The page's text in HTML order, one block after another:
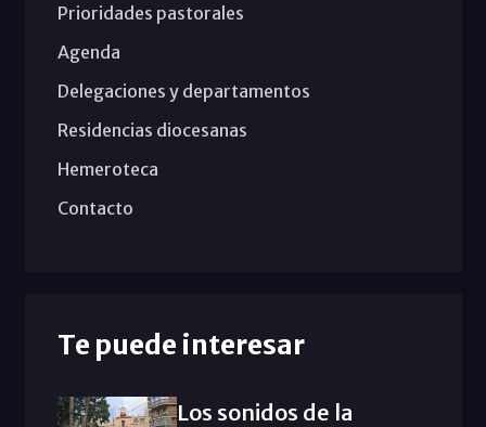
Prioridades pastorales
Agenda
Delegaciones y departamentos
Residencias diocesanas
Hemeroteca
Contacto
Te puede interesar
Los sonidos de la